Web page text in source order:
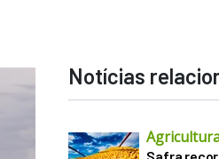
Notícias